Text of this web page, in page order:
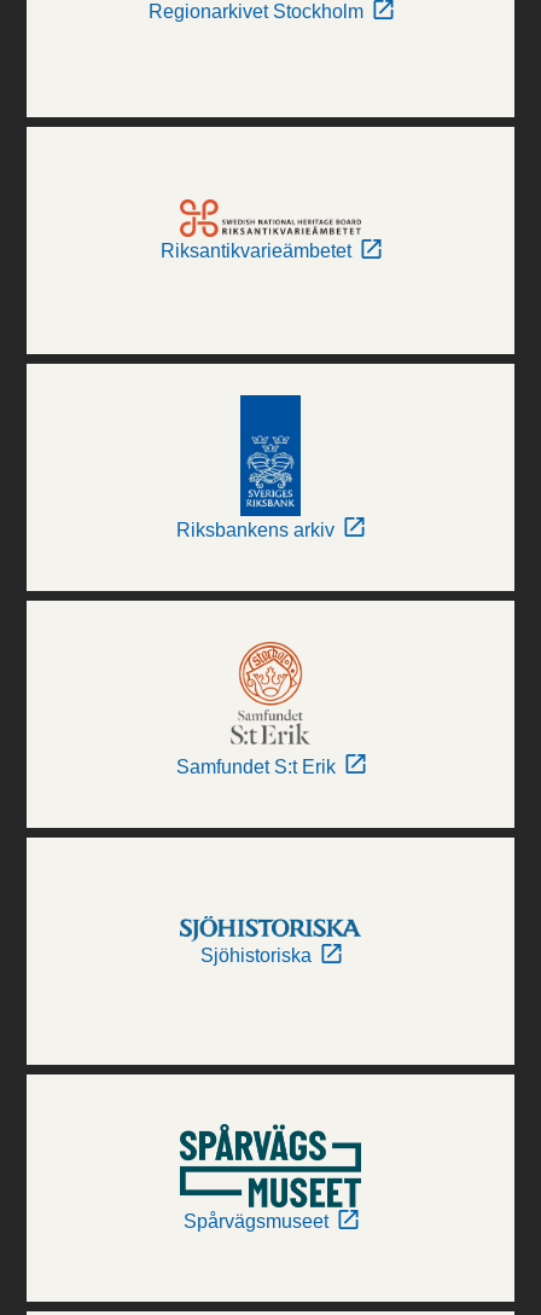
Regionarkivet Stockholm
Riksantikvarieämbetet
Riksbankens arkiv
Samfundet S:t Erik
Sjöhistoriska
Spårvägsmuseet